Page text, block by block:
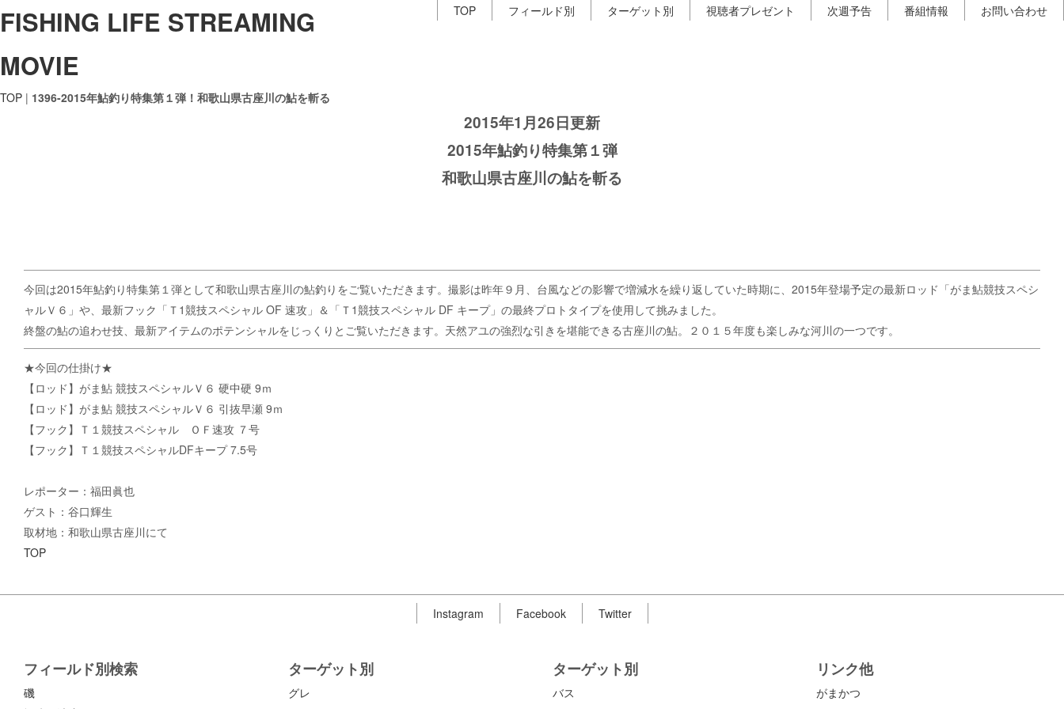
FISHING LIFE STREAMING
MOVIE
TOP フィールド別 ターゲット別 視聴者プレゼント 次週予告 番組情報 お問い合わせ
TOP | 1396-2015年鮎釣り特集第１弾！和歌山県古座川の鮎を斬る
2015年1月26日更新
2015年鮎釣り特集第１弾
和歌山県古座川の鮎を斬る
今回は2015年鮎釣り特集第１弾として和歌山県古座川の鮎釣りをご覧いただきます。撮影は昨年９月、台風などの影響で増減水を繰り返していた時期に、2015年登場予定の最新ロッド「がま鮎競技スペシ
ャルＶ６」や、最新フック「Ｔ1競技スペシャル OF 速攻」＆「Ｔ1競技スペシャル DF キープ」の最終プロトタイプを使用して挑みました。
終盤の鮎の追わせ技、最新アイテムのポテンシャルをじっくりとご覧いただきます。天然アユの強烈な引きを堪能できる古座川の鮎。２０１５年度も楽しみな河川の一つです。
★今回の仕掛け★
【ロッド】がま鮎 競技スペシャルＶ６ 硬中硬 9ｍ
【ロッド】がま鮎 競技スペシャルＶ６ 引抜早瀬 9ｍ
【フック】Ｔ１競技スペシャル ＯＦ速攻 ７号
【フック】Ｔ１競技スペシャルDFキープ 7.5号
レポーター：福田眞也
ゲスト：谷口輝生
取材地：和歌山県古座川にて
TOP
Instagram Facebook Twitter
フィールド別検索
磯
ターゲット別
グレ
ターゲット別
バス
リンク他
がまかつ